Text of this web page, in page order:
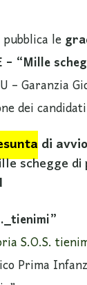
le
“Mille
– Garanzia
dei
di avvio
schegge
S.O.S.
Prima